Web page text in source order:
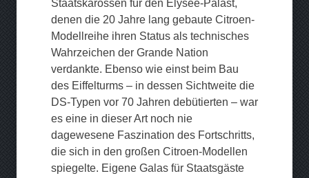
Staatskarossen für den Élysée-Palast,
denen die 20 Jahre lang gebaute Citroen-
Modellreihe ihren Status als technisches
Wahrzeichen der Grande Nation
verdankte. Ebenso wie einst beim Bau
des Eiffelturms – in dessen Sichtweite die
DS-Typen vor 70 Jahren debütierten – war
es eine in dieser Art noch nie
dagewesene Faszination des Fortschritts,
die sich in den großen Citroen-Modellen
spiegelte. Eigene Galas für Staatsgäste